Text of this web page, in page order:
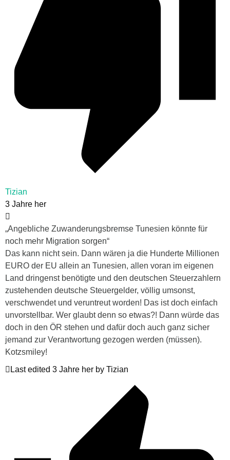
Tizian
3 Jahre her
„Angebliche Zuwanderungsbremse Tunesien könnte für
noch mehr Migration sorgen“
Das kann nicht sein. Dann wären ja die Hunderte Millionen
EURO der EU allein an Tunesien, allen voran im eigenen
Land dringenst benötigte und den deutschen Steuerzahlern
zustehenden deutsche Steuergelder, völlig umsonst,
verschwendet und veruntreut worden! Das ist doch einfach
unvorstellbar. Wer glaubt denn so etwas?! Dann würde das
doch in den ÖR stehen und dafür doch auch ganz sicher
jemand zur Verantwortung gezogen werden (müssen).
Kotzsmiley!
Last edited 3 Jahre her by Tizian